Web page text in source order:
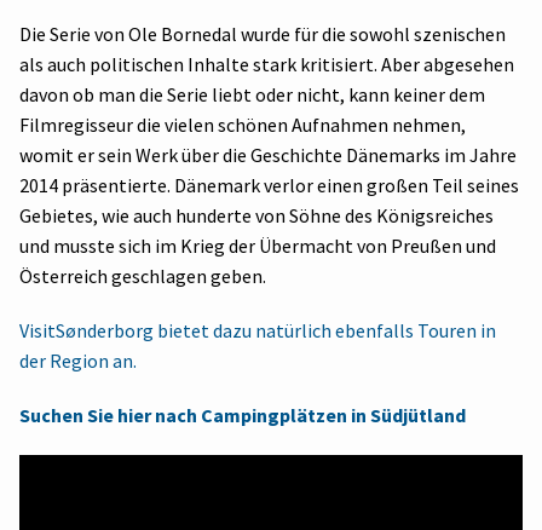
Die Serie von Ole Bornedal wurde für die sowohl szenischen
als auch politischen Inhalte stark kritisiert. Aber abgesehen
davon ob man die Serie liebt oder nicht, kann keiner dem
Filmregisseur die vielen schönen Aufnahmen nehmen,
womit er sein Werk über die Geschichte Dänemarks im Jahre
2014 präsentierte. Dänemark verlor einen großen Teil seines
Gebietes, wie auch hunderte von Söhne des Königsreiches
und musste sich im Krieg der Übermacht von Preußen und
Österreich geschlagen geben.
VisitSønderborg bietet dazu natürlich ebenfalls Touren in
der Region an.
Suchen Sie hier nach Campingplätzen in Südjütland